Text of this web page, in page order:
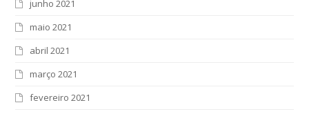
junho 2021
maio 2021
abril 2021
março 2021
fevereiro 2021